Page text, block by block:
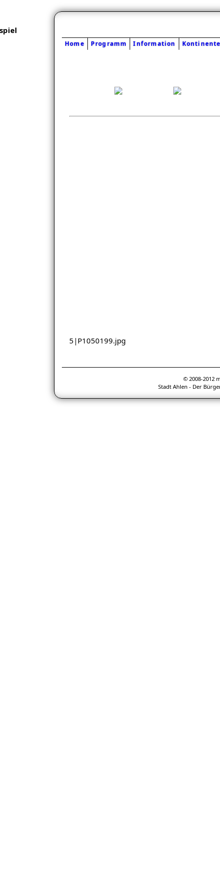
Home Programm Information
5|P1050199.jpg
© 2008-2012
Stadt Ahlen - Der